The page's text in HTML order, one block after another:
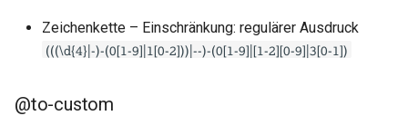
Zeichenkette – Einschränkung: regulärer Ausdruck
(((\d{4}|-)-(0[1-9]|1[0-2]))|--)-(0[1-9]|[1-2][0-9]|3[0-1])
@to-custom